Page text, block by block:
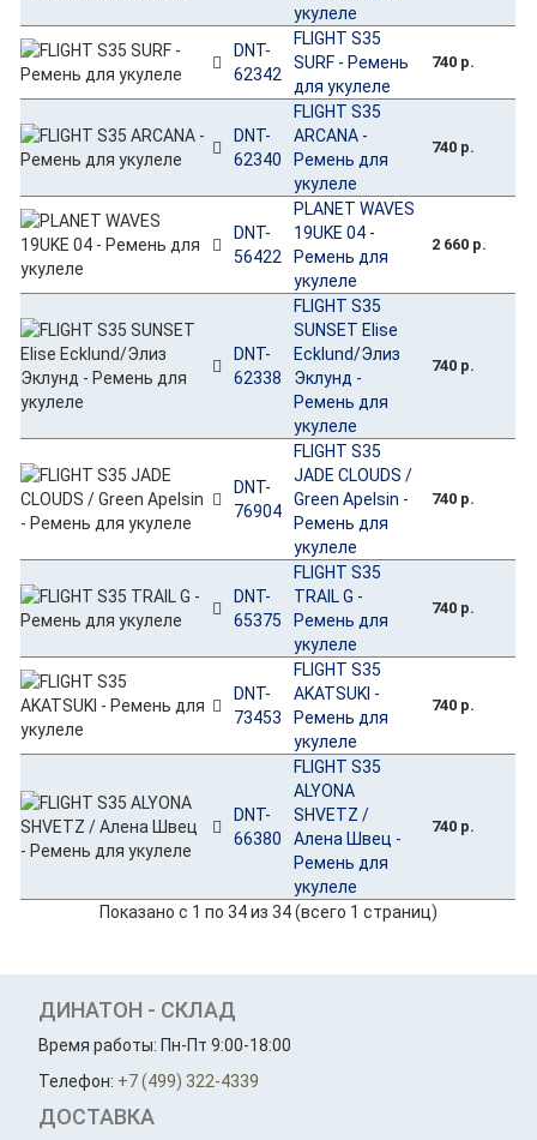
укулеле
DNT-
62342
FLIGHT S35
SURF - Ремень
для укулеле
740 р.
DNT-
62340
FLIGHT S35
ARCANA -
Ремень для
укулеле
740 р.
DNT-
56422
PLANET WAVES
19UKE 04 -
Ремень для
укулеле
2 660 р.
DNT-
62338
FLIGHT S35
SUNSET Elise
Ecklund/Элиз
Эклунд -
Ремень для
укулеле
740 р.
DNT-
76904
FLIGHT S35
JADE CLOUDS /
Green Apelsin -
Ремень для
укулеле
740 р.
DNT-
65375
FLIGHT S35
TRAIL G -
Ремень для
укулеле
740 р.
DNT-
73453
FLIGHT S35
AKATSUKI -
Ремень для
укулеле
740 р.
DNT-
66380
FLIGHT S35
ALYONA
SHVETZ /
Алена Швец -
Ремень для
укулеле
740 р.
Показано с 1 по 34 из 34 (всего 1 страниц)
ДИНАТОН - СКЛАД
Время работы: Пн-Пт 9:00-18:00
Телефон: +7 (499) 322-4339
ДОСТАВКА